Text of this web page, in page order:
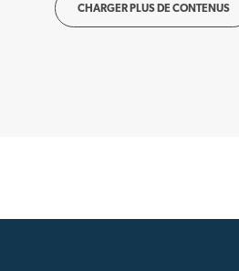
CHARGER PLUS DE CONTENUS